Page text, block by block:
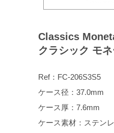
Classics
クラシック モ
Ref：FC-206S3S5
ケース径：37.0mm
ケース厚：7.6mm
ケース素材：ステン